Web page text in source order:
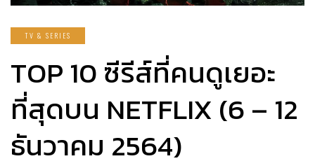
TV & SERIES
TOP 10 ซีรีส์ที่คนดูเยอะ
ที่สุดบน NETFLIX (6 – 12
ธันวาคม 2564)